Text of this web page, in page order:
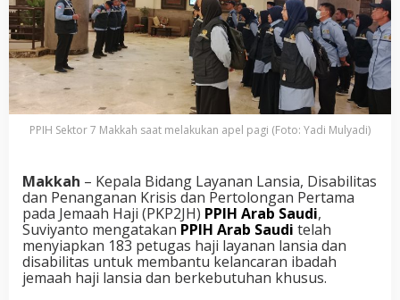
PPIH Sektor 7 Makkah saat melakukan apel pagi (Foto: Yadi Mulyadi)
Makkah – Kepala Bidang Layanan Lansia, Disabilitas
dan Penanganan Krisis dan Pertolongan Pertama
pada Jemaah Haji (PKP2JH) PPIH Arab Saudi,
Suviyanto mengatakan PPIH Arab Saudi telah
menyiapkan 183 petugas haji layanan lansia dan
disabilitas untuk membantu kelancaran ibadah
jemaah haji lansia dan berkebutuhan khusus.